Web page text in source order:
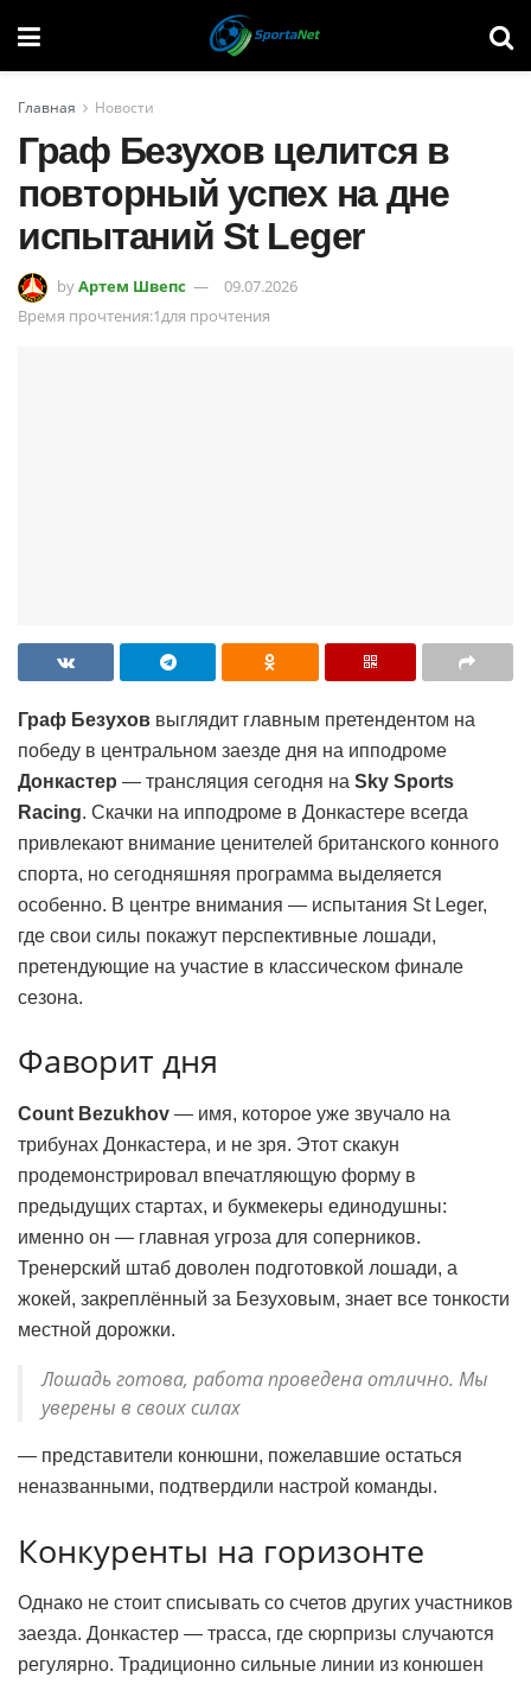
Главная Новости
Граф Безухов целится в
повторный успех на дне
испытаний St Leger
byАртем Швепс
09.07.2026
Время прочтения:1для прочтения
Граф Безухов выглядит главным претендентом на
победу в центральном заезде дня на ипподроме
Донкастер — трансляция сегодня на Sky Sports
Racing. Скачки на ипподроме в Донкастере всегда
привлекают внимание ценителей британского конного
спорта, но сегодняшняя программа выделяется
особенно. В центре внимания — испытания St Leger,
где свои силы покажут перспективные лошади,
претендующие на участие в классическом финале
сезона.
Фаворит дня
Count Bezukhov — имя, которое уже звучало на
трибунах Донкастера, и не зря. Этот скакун
продемонстрировал впечатляющую форму в
предыдущих стартах, и букмекеры единодушны:
именно он — главная угроза для соперников.
Тренерский штаб доволен подготовкой лошади, а
жокей, закреплённый за Безуховым, знает все тонкости
местной дорожки.
Лошадь готова, работа проведена отлично. Мы
уверены в своих силах
— представители конюшни, пожелавшие остаться
неназванными, подтвердили настрой команды.
Конкуренты на горизонте
Однако не стоит списывать со счетов других участников
заезда. Донкастер — трасса, где сюрпризы случаются
регулярно. Традиционно сильные линии из конюшен